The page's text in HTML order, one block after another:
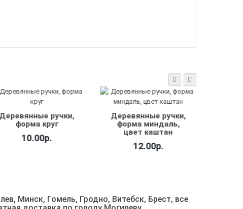
Деревянные ручки,
форма миндаль,
12.00р.
Деревянные ручки,
форма миндаль
11.00р.
Минск, Гомель, Гродно, Витебск, Брест,
сетях: